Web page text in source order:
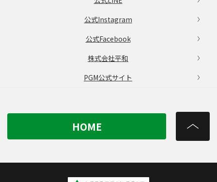
公式Instagram
公式Facebook
株式会社平和
PGM公式サイト
HOME